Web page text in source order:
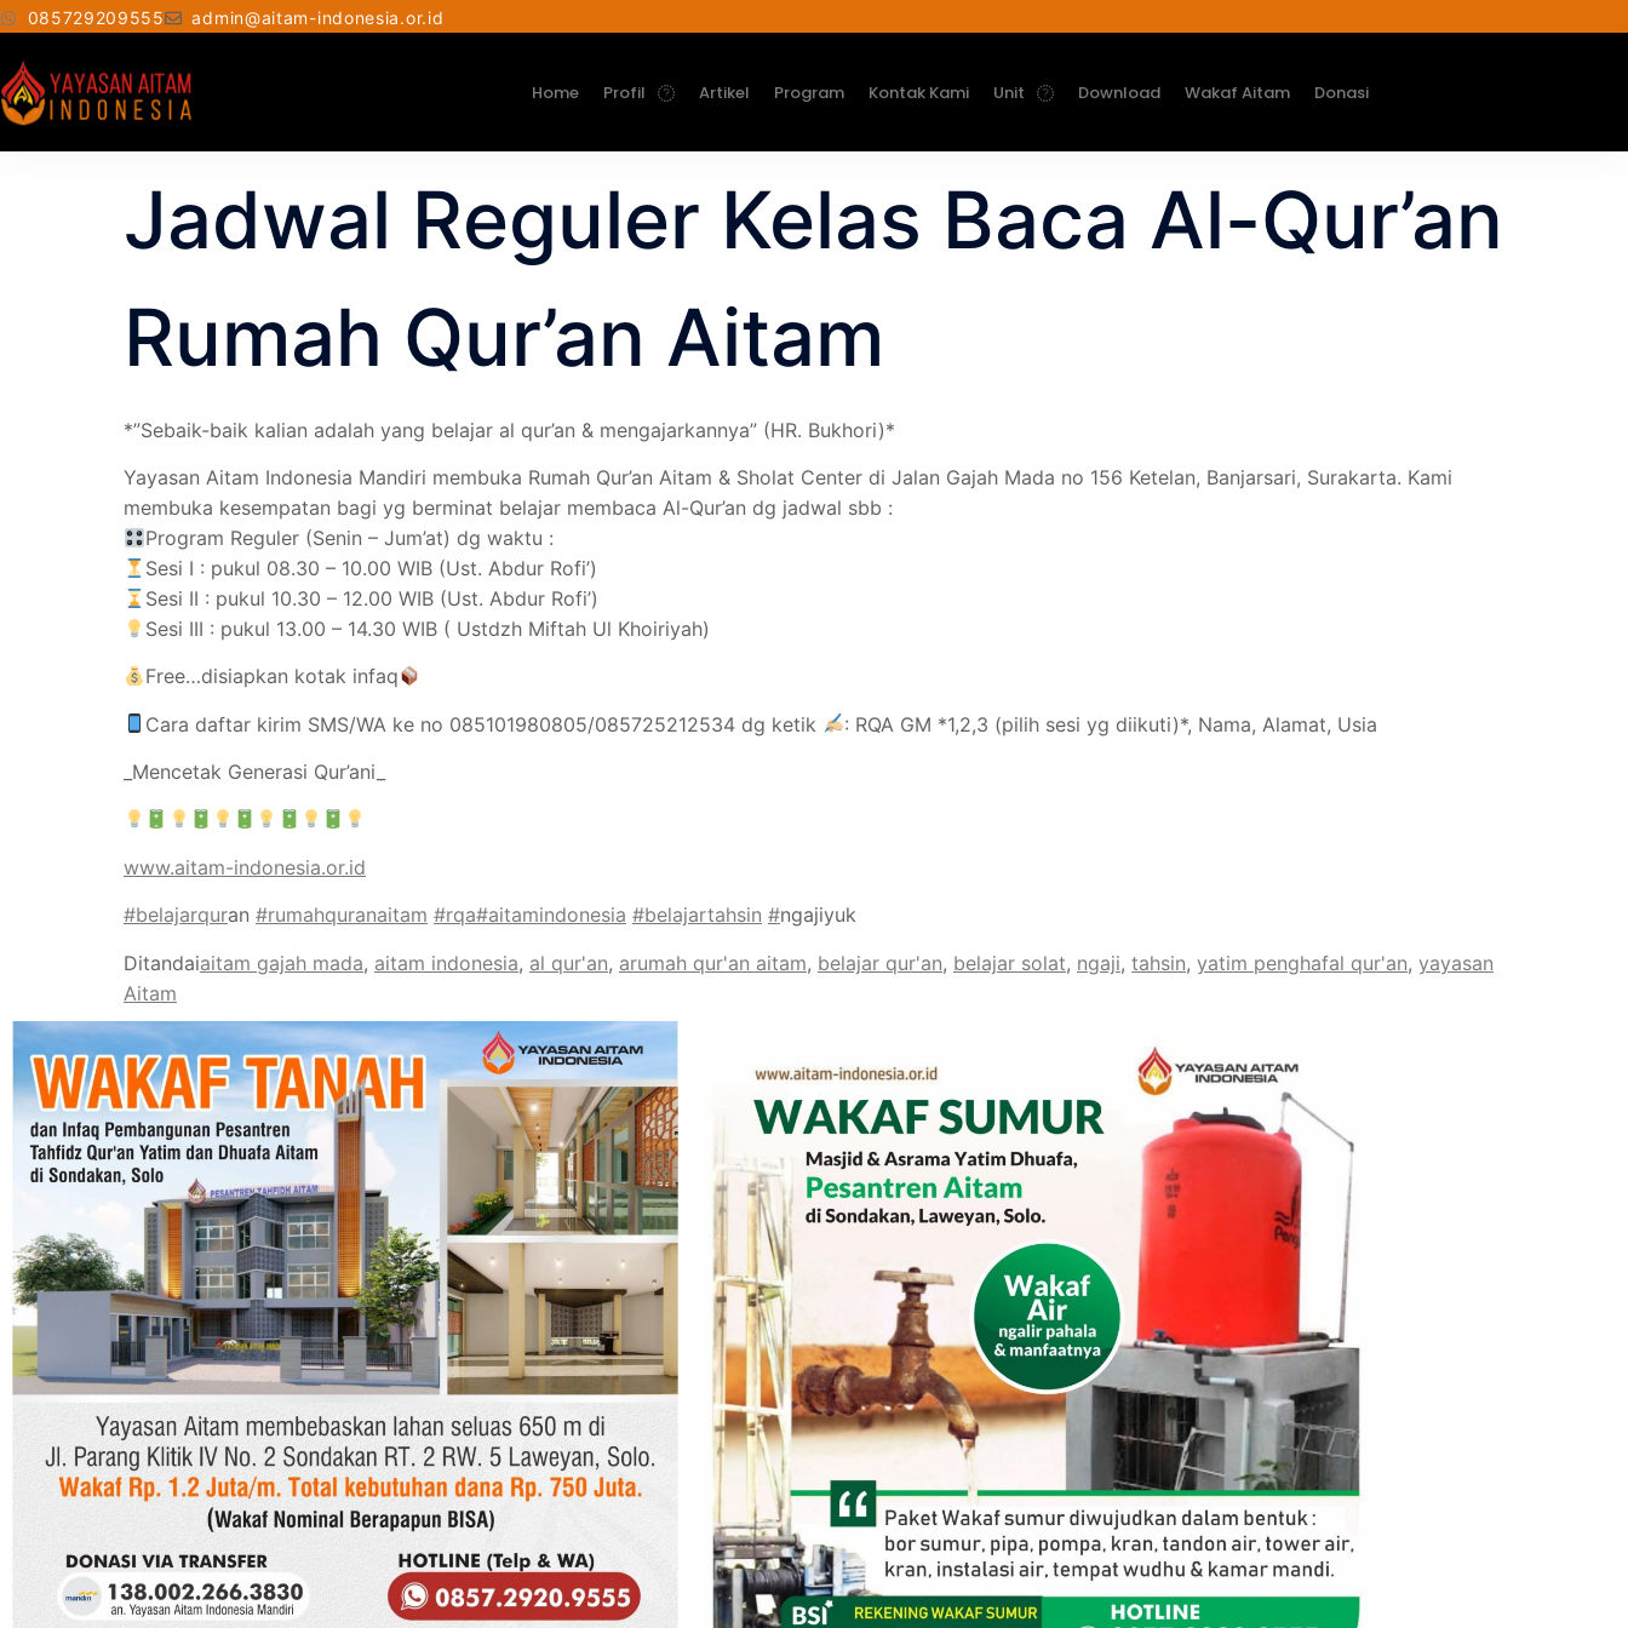
085729209555 admin@aitam-indonesia.or.id
Home Profil Artikel Program Kontak Kami Unit Download Wakaf Aitam Donasi
Jadwal Reguler Kelas Baca Al-Qur’an
Rumah Qur’an Aitam
*”Sebaik-baik kalian adalah yang belajar al qur’an & mengajarkannya” (HR. Bukhori)*
Yayasan Aitam Indonesia Mandiri membuka Rumah Qur’an Aitam & Sholat Center di Jalan Gajah Mada no 156 Ketelan, Banjarsari, Surakarta. Kami
membuka kesempatan bagi yg berminat belajar membaca Al-Qur’an dg jadwal sbb :
Program Reguler (Senin – Jum’at) dg waktu :
Sesi I : pukul 08.30 – 10.00 WIB (Ust. Abdur Rofi’)
Sesi II : pukul 10.30 – 12.00 WIB (Ust. Abdur Rofi’)
Sesi III : pukul 13.00 – 14.30 WIB ( Ustdzh Miftah Ul Khoiriyah)
Free…disiapkan kotak infaq
Cara daftar kirim SMS/WA ke no 085101980805/085725212534 dg ketik
: RQA GM *1,2,3 (pilih sesi yg diikuti)*, Nama, Alamat, Usia
_Mencetak Generasi Qur’ani_
www.aitam-indonesia.or.id
#belajarquran #rumahquranaitam #rqa#aitamindonesia #belajartahsin #ngajiyuk
Ditandaiaitam gajah mada, aitam indonesia, al qur'an, arumah qur'an aitam, belajar qur'an, belajar solat, ngaji, tahsin, yatim penghafal qur'an, yayasan
Aitam